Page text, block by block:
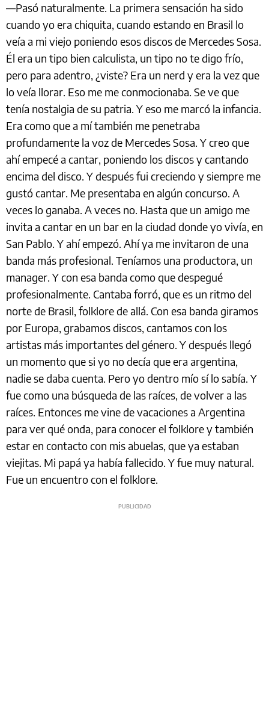
—Pasó naturalmente. La primera sensación ha sido
cuando yo era chiquita, cuando estando en Brasil lo
veía a mi viejo poniendo esos discos de Mercedes Sosa.
Él era un tipo bien calculista, un tipo no te digo frío,
pero para adentro, ¿viste? Era un nerd y era la vez que
lo veía llorar. Eso me me conmocionaba. Se ve que
tenía nostalgia de su patria. Y eso me marcó la infancia.
Era como que a mí también me penetraba
profundamente la voz de Mercedes Sosa. Y creo que
ahí empecé a cantar, poniendo los discos y cantando
encima del disco. Y después fui creciendo y siempre me
gustó cantar. Me presentaba en algún concurso. A
veces lo ganaba. A veces no. Hasta que un amigo me
invita a cantar en un bar en la ciudad donde yo vivía, en
San Pablo. Y ahí empezó. Ahí ya me invitaron de una
banda más profesional. Teníamos una productora, un
manager. Y con esa banda como que despegué
profesionalmente. Cantaba forró, que es un ritmo del
norte de Brasil, folklore de allá. Con esa banda giramos
por Europa, grabamos discos, cantamos con los
artistas más importantes del género. Y después llegó
un momento que si yo no decía que era argentina,
nadie se daba cuenta. Pero yo dentro mío sí lo sabía. Y
fue como una búsqueda de las raíces, de volver a las
raíces. Entonces me vine de vacaciones a Argentina
para ver qué onda, para conocer el folklore y también
estar en contacto con mis abuelas, que ya estaban
viejitas. Mi papá ya había fallecido. Y fue muy natural.
Fue un encuentro con el folklore.